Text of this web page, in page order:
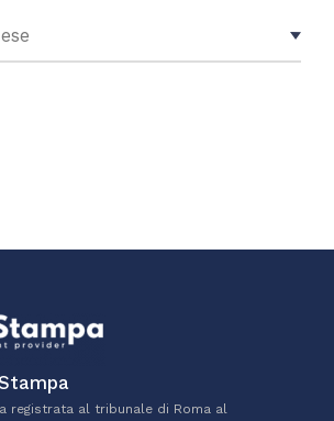
registrata al tribunale di Roma al